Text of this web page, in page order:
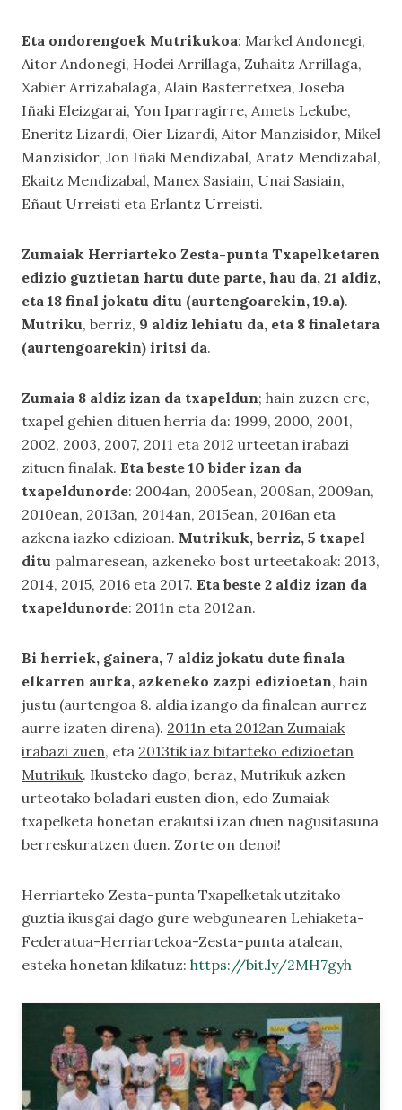
Eta ondorengoek Mutrikukoa: Markel Andonegi,
Aitor Andonegi, Hodei Arrillaga, Zuhaitz Arrillaga,
Xabier Arrizabalaga, Alain Basterretxea, Joseba
Iñaki Eleizgarai, Yon Iparragirre, Amets Lekube,
Eneritz Lizardi, Oier Lizardi, Aitor Manzisidor, Mikel
Manzisidor, Jon Iñaki Mendizabal, Aratz Mendizabal,
Ekaitz Mendizabal, Manex Sasiain, Unai Sasiain,
Eñaut Urreisti eta Erlantz Urreisti.
Zumaiak Herriarteko Zesta-punta Txapelketaren
edizio guztietan hartu dute parte, hau da, 21 aldiz,
eta 18 final jokatu ditu (aurtengoarekin, 19.a).
Mutriku, berriz, 9 aldiz lehiatu da, eta 8 finaletara
(aurtengoarekin) iritsi da.
Zumaia 8 aldiz izan da txapeldun; hain zuzen ere,
txapel gehien dituen herria da: 1999, 2000, 2001,
2002, 2003, 2007, 2011 eta 2012 urteetan irabazi
zituen finalak. Eta beste 10 bider izan da
txapeldunorde: 2004an, 2005ean, 2008an, 2009an,
2010ean, 2013an, 2014an, 2015ean, 2016an eta
azkena iazko edizioan. Mutrikuk, berriz, 5 txapel
ditu palmaresean, azkeneko bost urteetakoak: 2013,
2014, 2015, 2016 eta 2017. Eta beste 2 aldiz izan da
txapeldunorde: 2011n eta 2012an.
Bi herriek, gainera, 7 aldiz jokatu dute finala
elkarren aurka, azkeneko zazpi edizioetan, hain
justu (aurtengoa 8. aldia izango da finalean aurrez
aurre izaten direna). 2011n eta 2012an Zumaiak
irabazi zuen, eta 2013tik iaz bitarteko edizioetan
Mutrikuk. Ikusteko dago, beraz, Mutrikuk azken
urteotako boladari eusten dion, edo Zumaiak
txapelketa honetan erakutsi izan duen nagusitasuna
berreskuratzen duen. Zorte on denoi!
Herriarteko Zesta-punta Txapelketak utzitako
guztia ikusgai dago gure webgunearen Lehiaketa-
Federatua-Herriartekoa-Zesta-punta atalean,
esteka honetan klikatuz: https://bit.ly/2MH7gyh